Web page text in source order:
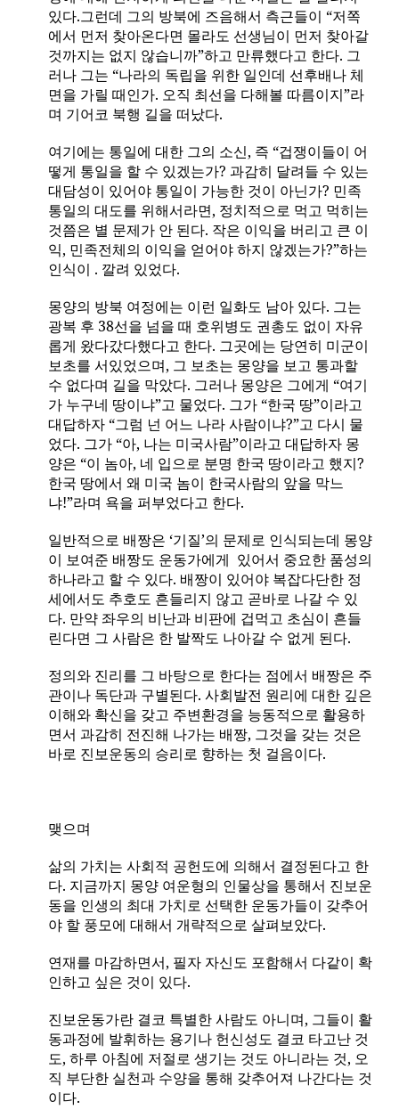
있다.그런데 그의 방북에 즈음해서 측근들이 “저쪽
에서 먼저 찾아온다면 몰라도 선생님이 먼저 찾아갈
것까지는 없지 않습니까”하고 만류했다고 한다. 그
러나 그는 “나라의 독립을 위한 일인데 선후배나 체
면을 가릴 때인가. 오직 최선을 다해볼 따름이지”라
며 기어코 북행 길을 떠났다.
여기에는 통일에 대한 그의 소신, 즉 “겁쟁이들이 어
떻게 통일을 할 수 있겠는가? 과감히 달려들 수 있는
대담성이 있어야 통일이 가능한 것이 아닌가? 민족
통일의 대도를 위해서라면, 정치적으로 먹고 먹히는
것쯤은 별 문제가 안 된다. 작은 이익을 버리고 큰 이
익, 민족전체의 이익을 얻어야 하지 않겠는가?”하는
인식이 . 깔려 있었다.
몽양의 방북 여정에는 이런 일화도 남아 있다. 그는
광복 후 38선을 넘을 때 호위병도 권총도 없이 자유
롭게 왔다갔다했다고 한다. 그곳에는 당연히 미군이
보초를 서있었으며, 그 보초는 몽양을 보고 통과할
수 없다며 길을 막았다. 그러나 몽양은 그에게 “여기
가 누구네 땅이냐”고 물었다. 그가 “한국 땅”이라고
대답하자 “그럼 넌 어느 나라 사람이냐?”고 다시 물
었다. 그가 “아, 나는 미국사람”이라고 대답하자 몽
양은 “이 놈아, 네 입으로 분명 한국 땅이라고 했지?
한국 땅에서 왜 미국 놈이 한국사람의 앞을 막느
냐!”라며 욕을 퍼부었다고 한다.
일반적으로 배짱은 ‘기질’의 문제로 인식되는데 몽양
이 보여준 배짱도 운동가에게 있어서 중요한 품성의
하나라고 할 수 있다. 배짱이 있어야 복잡다단한 정
세에서도 추호도 흔들리지 않고 곧바로 나갈 수 있
다. 만약 좌우의 비난과 비판에 겁먹고 초심이 흔들
린다면 그 사람은 한 발짝도 나아갈 수 없게 된다.
정의와 진리를 그 바탕으로 한다는 점에서 배짱은 주
관이나 독단과 구별된다. 사회발전 원리에 대한 깊은
이해와 확신을 갖고 주변환경을 능동적으로 활용하
면서 과감히 전진해 나가는 배짱, 그것을 갖는 것은
바로 진보운동의 승리로 향하는 첫 걸음이다.
맺으며
삶의 가치는 사회적 공헌도에 의해서 결정된다고 한
다. 지금까지 몽양 여운형의 인물상을 통해서 진보운
동을 인생의 최대 가치로 선택한 운동가들이 갖추어
야 할 풍모에 대해서 개략적으로 살펴보았다.
연재를 마감하면서, 필자 자신도 포함해서 다같이 확
인하고 싶은 것이 있다.
진보운동가란 결코 특별한 사람도 아니며, 그들이 활
동과정에 발휘하는 용기나 헌신성도 결코 타고난 것
도, 하루 아침에 저절로 생기는 것도 아니라는 것, 오
직 부단한 실천과 수양을 통해 갖추어져 나간다는 것
이다.